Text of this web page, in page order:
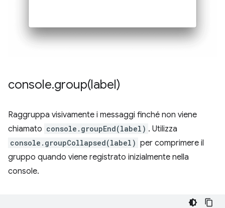
console.group(label)
Raggruppa visivamente i messaggi finché non viene
chiamato console.groupEnd(label) . Utilizza
console.groupCollapsed(label) per comprimere il
gruppo quando viene registrato inizialmente nella
console.